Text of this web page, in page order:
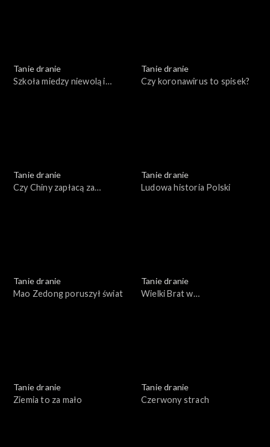
Tanie dranie
Szkoła miedzy niewolą i
Tanie dranie
Czy koronawirus to spisek?
Tanie dranie
Czy Chiny zapłacą za
Tanie dranie
Ludowa historia Polski
Tanie dranie
Mao Zedong poruszył świat
Tanie dranie
Wielki Brat w
Tanie dranie
Ziemia to za mało
Tanie dranie
Czerwony strach